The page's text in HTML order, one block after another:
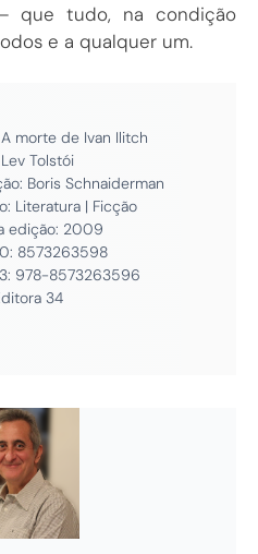
que tudo, na condição
e a qualquer um.
morte de Ivan Ilitch
Tolstói
Boris Schnaiderman
Literatura | Ficção
edição: 2009
‎8573263598
978-8573263596
34